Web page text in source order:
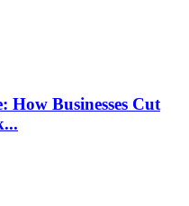
How Businesses Cut